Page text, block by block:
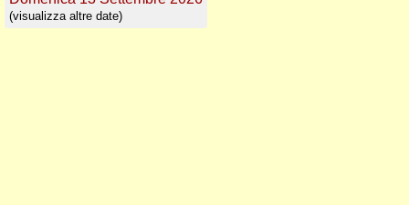
(visualizza altre date)